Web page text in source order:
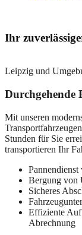
Ihr
Leipzig und
Durchgehende
Mit unseren
Stunden für Sie
transportieren Ihr
Bergung von
Sicheres
Effiziente
Abrechnung